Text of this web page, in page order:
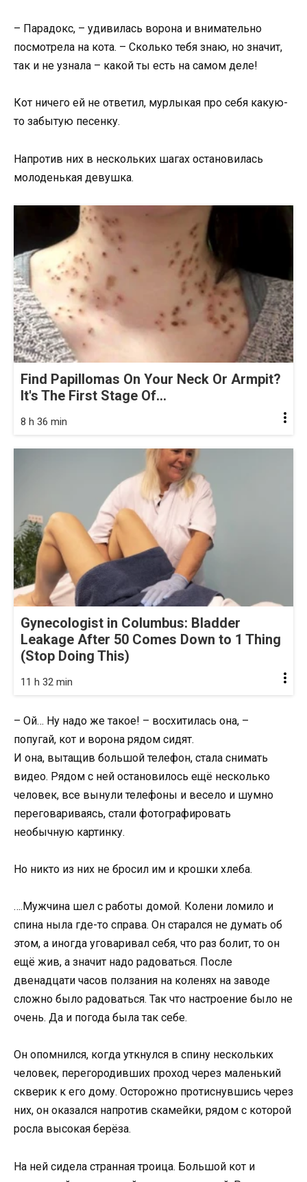
– Парадокс, – удивилась ворона и внимательно
посмотрела на кота. – Сколько тебя знаю, но значит,
так и не узнала – какой ты есть на самом деле!
Кот ничего ей не ответил, мурлыкая про себя какую-
то забытую песенку.
Напротив них в нескольких шагах остановилась
молоденькая девушка.
Find Papillomas On Your Neck Or Armpit?
It's The First Stage Of...
8 h 36 min
Gynecologist in Columbus: Bladder
Leakage After 50 Comes Down to 1 Thing
(Stop Doing This)
11 h 32 min
– Ой… Ну надо же такое! – восхитилась она, –
попугай, кот и ворона рядом сидят.
И она, вытащив большой телефон, стала снимать
видео. Рядом с ней остановилось ещё несколько
человек, все вынули телефоны и весело и шумно
переговариваясь, стали фотографировать
необычную картинку.
Но никто из них не бросил им и крошки хлеба.
….Мужчина шел с работы домой. Колени ломило и
спина ныла где-то справа. Он старался не думать об
этом, а иногда уговаривал себя, что раз болит, то он
ещё жив, а значит надо радоваться. После
двенадцати часов ползания на коленях на заводе
сложно было радоваться. Так что настроение было не
очень. Да и погода была так себе.
Он опомнился, когда уткнулся в спину нескольких
человек, перегородивших проход через маленький
скверик к его дому. Осторожно протиснувшись через
них, он оказался напротив скамейки, рядом с которой
росла высокая берёза.
На ней сидела странная троица. Большой кот и